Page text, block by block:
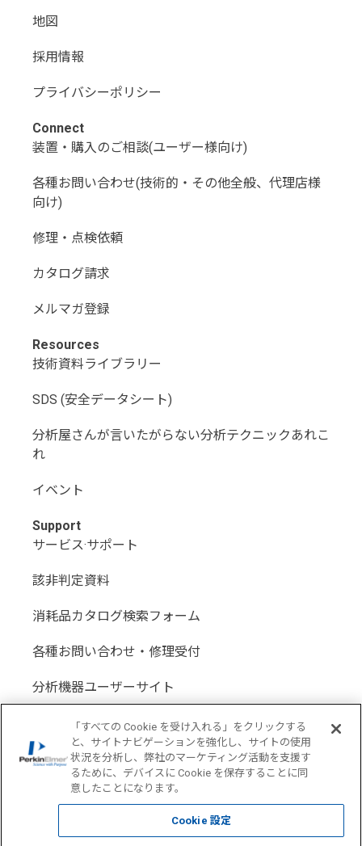
地図
採用情報
プライバシーポリシー
Connect
装置・購入のご相談(ユーザー様向け)
各種お問い合わせ(技術的・その他全般、代理店様
向け)
修理・点検依頼
カタログ請求
メルマガ登録
Resources
技術資料ライブラリー
SDS (安全データシート)
分析屋さんが言いたがらない分析テクニックあれこ
れ
イベント
Support
サービス·サポート
該非判定資料
消耗品カタログ検索フォーム
各種お問い合わせ・修理受付
分析機器ユーザーサイト
分析機器代理店サイト
Location: Japan(Change USA
COPYRIGHT © 1998-2026 PerkinElmer All Rights reserved
「すべての Cookie を受け入れる」をクリックする
と、サイトナビゲーションを強化し、サイトの使用
状況を分析し、弊社のマーケティング活動を支援す
るために、デバイスに Cookie を保存することに同
意したことになります。
Cookie 設定